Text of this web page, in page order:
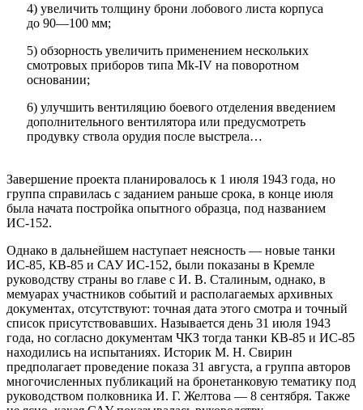
4) увеличить толщину брони лобового листа корпуса
до 90—100 мм;
5) обзорность увеличить применением нескольких
смотровых приборов типа Mk-IV на поворотном
основании;
6) улучшить вентиляцию боевого отделения введением
дополнительного вентилятора или предусмотреть
продувку ствола орудия после выстрела…
Завершение проекта планировалось к 1 июля 1943 года, но
группа справилась с заданием раньше срока, в конце июля
была начата постройка опытного образца, под названием
ИС-152.
Однако в дальнейшем наступает неясность — новые танки
ИС-85, КВ-85 и САУ ИС-152, были показаны в Кремле
руководству страны во главе с И. В. Сталиным, однако, в
мемуарах участников событий и располагаемых архивных
документах, отсутствуют: точная дата этого смотра и точный
список присутствовавших. Называется день 31 июля 1943
года, но согласно документам ЧКЗ тогда танки КВ-85 и ИС-85
находились на испытаниях. Историк М. Н. Свирин
предполагает проведение показа 31 августа, а группа авторов
многочисленных публикаций на бронетанковую тематику под
руководством полковника И. Г. Желтова — 8 сентября. Также